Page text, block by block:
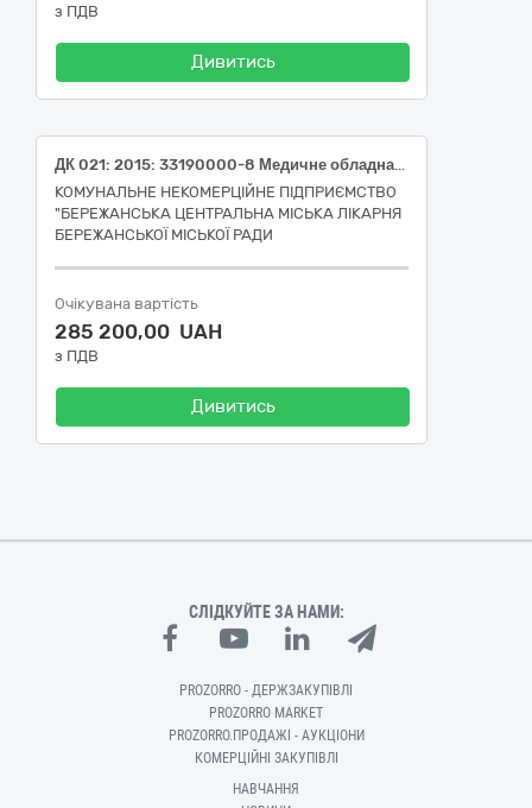
з ПДВ
Дивитись
ДК 021: 2015: 33190000-8 Медичне обладнання та вироби медичного призначення різні (Медичне обладнання для стоматологічного кабінету в комплекті)
КОМУНАЛЬНЕ НЕКОМЕРЦІЙНЕ ПІДПРИЄМСТВО
"БЕРЕЖАНСЬКА ЦЕНТРАЛЬНА МІСЬКА ЛІКАРНЯ
БЕРЕЖАНСЬКОЇ МІСЬКОЇ РАДИ
Очікувана вартість
285 200,00 UAH
з ПДВ
Дивитись
СЛІДКУЙТЕ ЗА НАМИ:
PROZORRO - ДЕРЖЗАКУПІВЛІ
PROZORRO MARKET
PROZORRO.ПРОДАЖІ - АУКЦІОНИ
КОМЕРЦІЙНІ ЗАКУПІВЛІ
НАВЧАННЯ